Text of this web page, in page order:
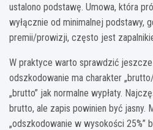
ustalono podstawę. Umowa, która
wyłącznie od minimalnej podstawy,
premii/prowizji, często jest
W praktyce warto sprawdzić
odszkodowanie ma charakter
„brutto” jak normalne wypłaty.
brutto, ale zapis powinien być jasny.
„odszkodowanie w wysokości 25%”